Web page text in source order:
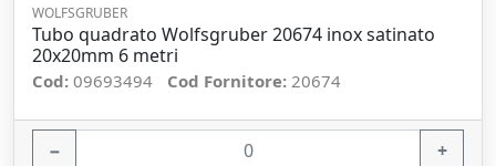
WOLFSGRUBER
Tubo quadrato Wolfsgruber 20674 inox satinato
20x20mm 6 metri
Cod: 09693494 Cod Fornitore: 20674
− +